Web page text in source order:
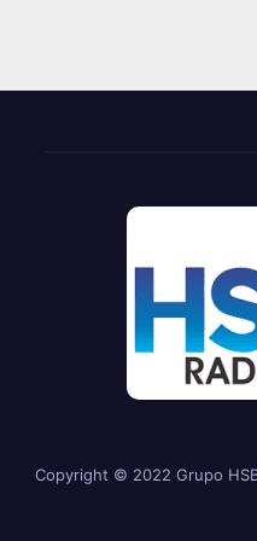
Copyright © 2022 Grupo